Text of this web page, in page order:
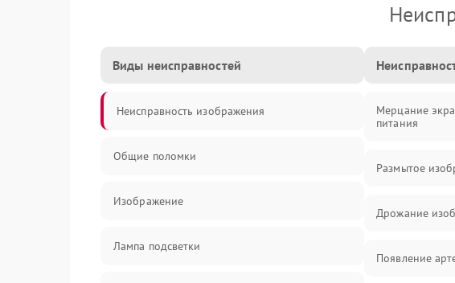
Виды неисправностей
Неисправность изображения
Общие поломки
Изображение
Лампа подсветки
Мерцание
питания
Размытое
Дрожание
Появление